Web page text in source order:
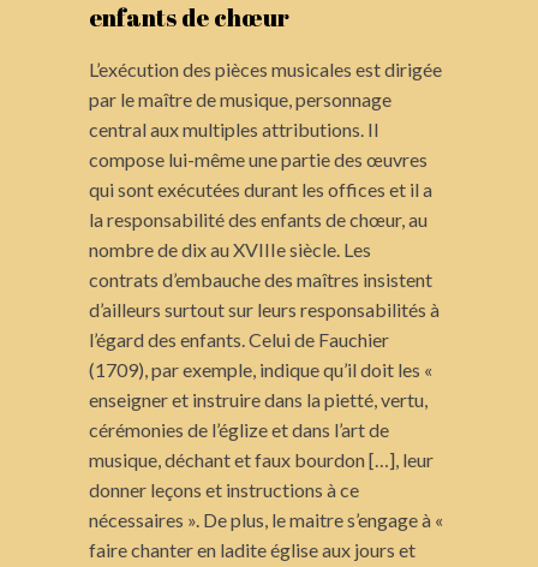
enfants de chœur
L’exécution des pièces musicales est dirigée
par le maître de musique, personnage
central aux multiples attributions. Il
compose lui-même une partie des œuvres
qui sont exécutées durant les offices et il a
la responsabilité des enfants de chœur, au
nombre de dix au XVIIIe siècle. Les
contrats d’embauche des maîtres insistent
d’ailleurs surtout sur leurs responsabilités à
l’égard des enfants. Celui de Fauchier
(1709), par exemple, indique qu’il doit les «
enseigner et instruire dans la pietté, vertu,
cérémonies de l’églize et dans l’art de
musique, déchant et faux bourdon […], leur
donner leçons et instructions à ce
nécessaires ». De plus, le maitre s’engage à «
faire chanter en ladite église aux jours et